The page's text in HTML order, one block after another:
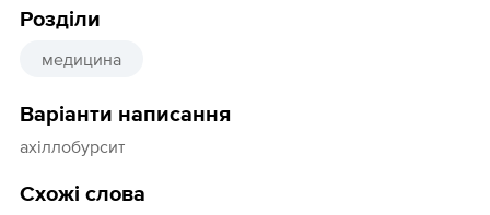
Розділи
медицина
Варіанти написання
ахіллобурсит
Схожі слова